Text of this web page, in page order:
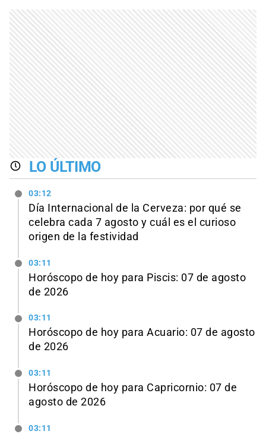
LO ÚLTIMO
03:12
Día Internacional de la Cerveza: por qué se
celebra cada 7 agosto y cuál es el curioso
origen de la festividad
03:11
Horóscopo de hoy para Piscis: 07 de agosto
de 2026
03:11
Horóscopo de hoy para Acuario: 07 de agosto
de 2026
03:11
Horóscopo de hoy para Capricornio: 07 de
agosto de 2026
03:11